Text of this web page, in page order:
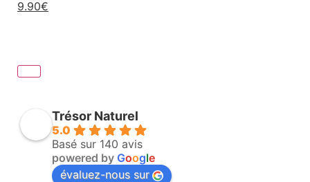
9.90€
Trésor Naturel
5.0
Basé sur 140 avis
powered by Google
évaluez-nous sur